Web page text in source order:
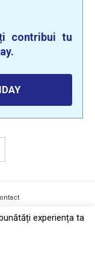
contribui tu
experiența ta